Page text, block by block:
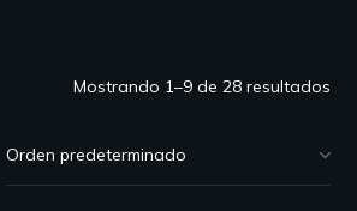
Mostrando 1–9 de 28 resultados